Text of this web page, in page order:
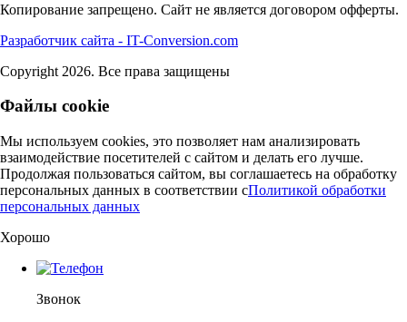
Копирование запрещено. Сайт не является договором офферты.
Разработчик сайта - IT-Conversion.com
Copyright 2026. Все права защищены
Файлы cookie
Мы используем cookies, это позволяет нам анализировать
взаимодействие посетителей с сайтом и делать его лучше.
Продолжая пользоваться сайтом, вы соглашаетесь на обработку
персональных данных в соответствии cПолитикой обработки
персональных данных
Хорошо
Звонок